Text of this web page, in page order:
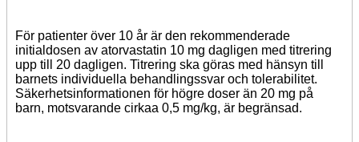
För patienter över 10 år är den rekommenderade
initialdosen av atorvastatin 10 mg dagligen med titrering
upp till 20 dagligen. Titrering ska göras med hänsyn till
barnets individuella behandlingssvar och tolerabilitet.
Säkerhetsinformationen för högre doser än 20 mg på
barn, motsvarande cirkaa 0,5 mg/kg, är begränsad.